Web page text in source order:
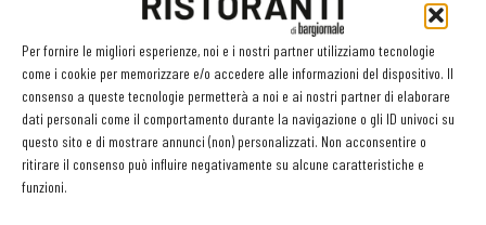
Per fornire le migliori esperienze, noi e i nostri partner utilizziamo tecnologie
come i cookie per memorizzare e/o accedere alle informazioni del dispositivo. Il
consenso a queste tecnologie permetterà a noi e ai nostri partner di elaborare
dati personali come il comportamento durante la navigazione o gli ID univoci su
questo sito e di mostrare annunci (non) personalizzati. Non acconsentire o
ritirare il consenso può influire negativamente su alcune caratteristiche e
funzioni.
Orient & Africa Experience
Siamo in Veneto. Siamo all’Orient Experience, aperto a Venezia nel
quartiere di Cannaregio nel 2012 da Hamed Mohamad Karim,
regista afghano giunto in Italia come profugo, con una grande
passione per la cucina. L’idea è semplice: mettere ai fornelli i